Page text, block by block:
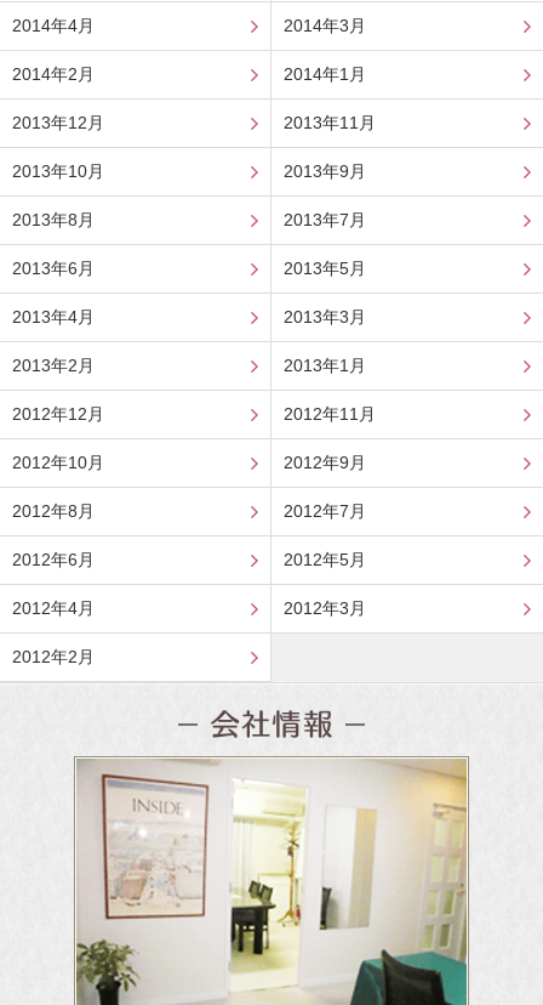
2014年4月 2014年3月
2014年2月 2014年1月
2013年12月 2013年11月
2013年10月 2013年9月
2013年8月 2013年7月
2013年6月 2013年5月
2013年4月 2013年3月
2013年2月 2013年1月
2012年12月 2012年11月
2012年10月 2012年9月
2012年8月 2012年7月
2012年6月 2012年5月
2012年4月 2012年3月
2012年2月